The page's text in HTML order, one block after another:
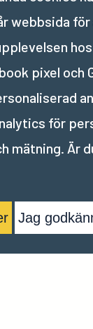
webbsida
pixel och
för
mätning. Är
Jag